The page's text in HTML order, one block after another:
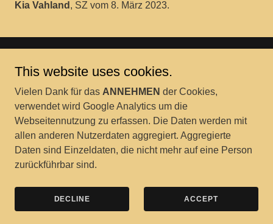
Kia Vahland , SZ vom 8. März 2023.
IMPRESSUM / KONTAKT
Kriegerdenkmal.org
Copyright © 2020 Kriegerdenkmal – Alle Rechte vorbehalten.
This website uses cookies.
Vielen Dank für das ANNEHMEN der Cookies,
verwendet wird Google Analytics um die
Webseitennutzung zu erfassen. Die Daten werden mit
allen anderen Nutzerdaten aggregiert. Aggregierte
Daten sind Einzeldaten, die nicht mehr auf eine Person
zurückführbar sind.
DECLINE ACCEPT